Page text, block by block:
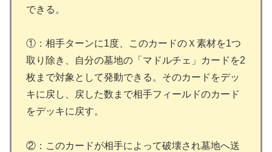
できる。
①：相手ターンに1度、このカードのＸ素材を1つ
取り除き、自分の墓地の「マドルチェ」カードを2
枚まで対象として発動できる。そのカードをデッ
キに戻し、戻した数まで相手フィールドのカード
をデッキに戻す。
②：このカードが相手によって破壊され墓地へ送